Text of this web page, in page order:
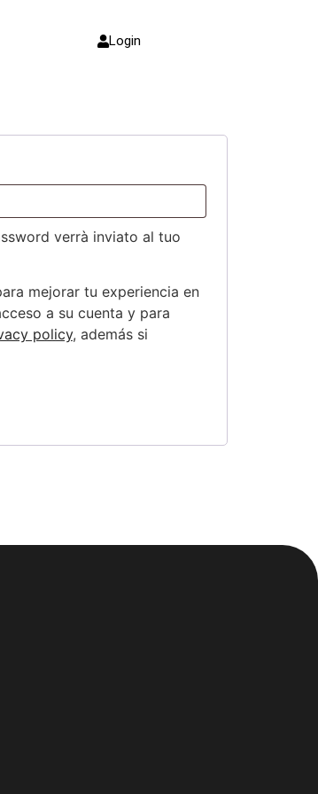
Login
verrà inviato al tuo
mejorar tu experiencia en
a su cuenta y para
policy, además si